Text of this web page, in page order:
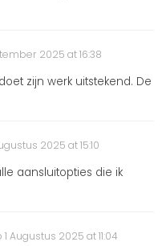
2025 at 16:38
zijn werk uitstekend. De
2025 at 15:10
aansluitopties die ik
Augustus 2025 at 11:04